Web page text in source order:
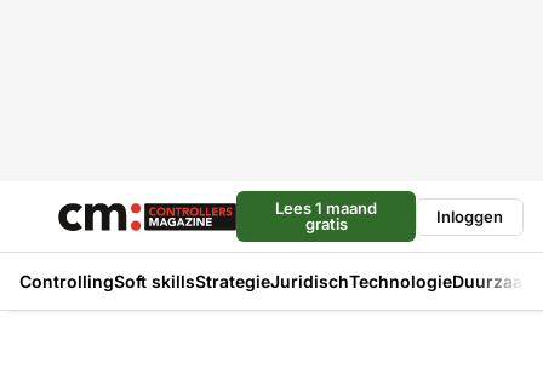
Lees 1 maand
gratis
Inloggen
ControllingSoft skillsStrategieJuridischTechnologie